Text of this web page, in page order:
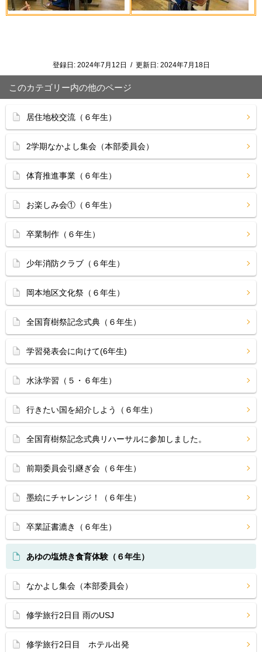
登録日: 2024年7月12日 / 更新日: 2024年7月18日
このカテゴリー内の他のページ
居住地校交流（６年生）
2学期なかよし集会（本部委員会）
体育推進事業（６年生）
お楽しみ会①（６年生）
卒業制作（６年生）
少年消防クラブ（６年生）
岡本地区文化祭（６年生）
全国育樹祭記念式典（６年生）
学習発表会に向けて(6年生)
水泳学習（５・６年生）
行きたい国を紹介しよう（６年生）
全国育樹祭記念式典リハーサルに参加しました。
前期委員会引継ぎ会（６年生）
墨絵にチャレンジ！（６年生）
卒業証書漉き（６年生）
あゆの塩焼き食育体験（６年生）
なかよし集会（本部委員会）
修学旅行2日目 雨のUSJ
修学旅行2日目 ホテル出発